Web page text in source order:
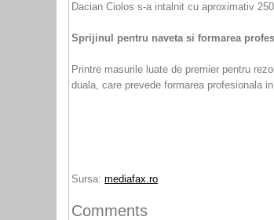
Dacian Ciolos s-a intalnit cu aproximativ
Sprijinul pentru naveta si formarea
Printre masurile luate de premier pentru
duala, care prevede formarea profesionala
Sursa: mediafax.ro
Comments